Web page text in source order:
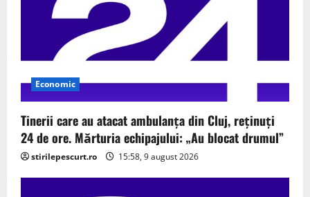
Economic
Tinerii care au atacat ambulanța din Cluj, reținuți
24 de ore. Mărturia echipajului: „Au blocat drumul”
stirilepescurt.ro 15:58, 9 august 2026